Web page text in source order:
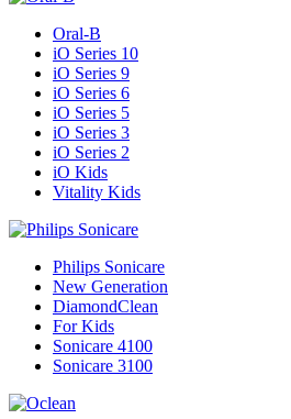
Oral-B
iO Series 10
iO Series 9
iO Series 6
iO Series 5
iO Series 3
iO Series 2
iO Kids
Vitality Kids
Philips Sonicare
New Generation
DiamondClean
For Kids
Sonicare 4100
Sonicare 3100